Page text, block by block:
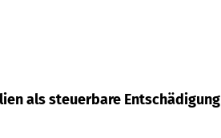
als steuerbare Entschädigung